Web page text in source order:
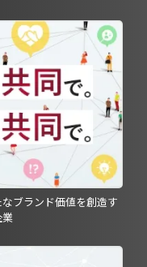
ブランド価値を創造す
業